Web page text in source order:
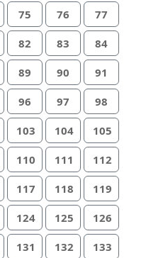
75 76 77
82 83 84
89 90 91
96 97 98
103 104 105
110 111 112
117 118 119
124 125 126
131 132 133